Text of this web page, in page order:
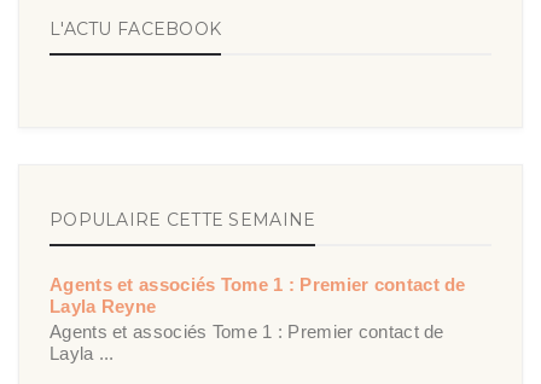
L'ACTU FACEBOOK
POPULAIRE CETTE SEMAINE
Agents et associés Tome 1 : Premier contact de
Layla Reyne
Agents et associés Tome 1 : Premier contact de
Layla ...